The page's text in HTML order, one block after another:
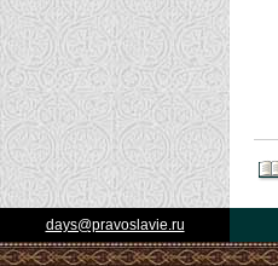
days@pravoslavie.ru